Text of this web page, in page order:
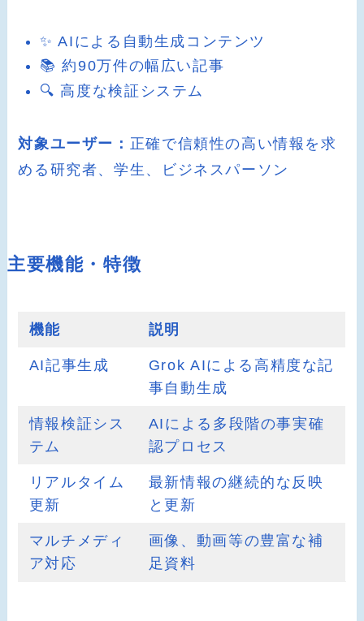
✨ AIによる自動生成コンテンツ
📚 約90万件の幅広い記事
🔍 高度な検証システム
対象ユーザー： 正確で信頼性の高い情報を求
める研究者、学生、ビジネスパーソン
主要機能・特徴
機能 説明
AI記事生成
Grok AIによる高精度な記
事自動生成
情報検証シス
テム
AIによる多段階の事実確
認プロセス
リアルタイム
更新
最新情報の継続的な反映
と更新
マルチメディ
ア対応
画像、動画等の豊富な補
足資料